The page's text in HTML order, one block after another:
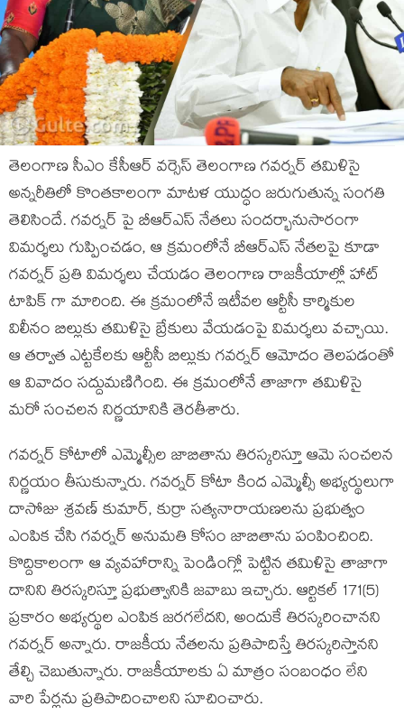
తెలంగాణ సీఎం కేసీఆర్ వర్సెస్ తెలంగాణ గవర్నర్ తమిళిసై
అన్నరీతిలో కొంతకాలంగా మాటళ యుద్ధం జరుగుతున్న సంగతి
తెలిసిందే. గవర్నర్ పై బీఆర్ఎస్ నేతలు సందర్భానుసారంగా
విమర్శలు గుప్పించడం, ఆ క్రమంలోనే బీఆర్ఎస్ నేతలపై కూడా
గవర్నర్ ప్రతి విమర్శలు చేయడం తెలంగాణ రాజకీయాల్లో హాట్
టాపిక్ గా మారింది. ఈ క్రమంలోనే ఇటీవల ఆర్టీసీ కార్మికుల
విలీనం బిల్లుకు తమిళిసై బ్రేకులు వేయడంపై విమర్శలు వచ్చాయి.
ఆ తర్వాత ఎట్టకేలకు ఆర్టీసీ బిల్లుకు గవర్నర్ ఆమోదం తెలపడంతో
ఆ వివాదం సద్దుమణిగింది. ఈ క్రమంలోనే తాజాగా తమిళిసై
మరో సంచలన నిర్ణయానికి తెరతీశారు.
గవర్నర్ కోటాలో ఎమ్మెల్సీల జాబితాను తిరస్కరిస్తూ ఆమె సంచలన
నిర్ణయం తీసుకున్నారు. గవర్నర్ కోటా కింద ఎమ్మెల్సీ అభ్యర్థులుగా
దాసోజు శ్రవణ్ కుమార్, కుర్రా సత్యనారాయణలను ప్రభుత్వం
ఎంపిక చేసి గవర్నర్ అనుమతి కోసం జాబితాను పంపించింది.
కొద్దికాలంగా ఆ వ్యవహారాన్ని పెండింగ్లో పెట్టిన తమిళిసై తాజాగా
దానిని తిరస్కరిస్తూ ప్రభుత్వానికి జవాబు ఇచ్చారు. ఆర్టికల్ 171(5)
ప్రకారం అభ్యర్థుల ఎంపిక జరగలేదని, అందుకే తిరస్కరించానని
గవర్నర్ అన్నారు. రాజకీయ నేతలను ప్రతిపాదిస్తే తిరస్కరిస్తానని
తేల్చి చెబుతున్నారు. రాజకీయాలకు ఏ మాత్రం సంబంధం లేని
వారి పేర్లను ప్రతిపాదించాలని సూచించారు.